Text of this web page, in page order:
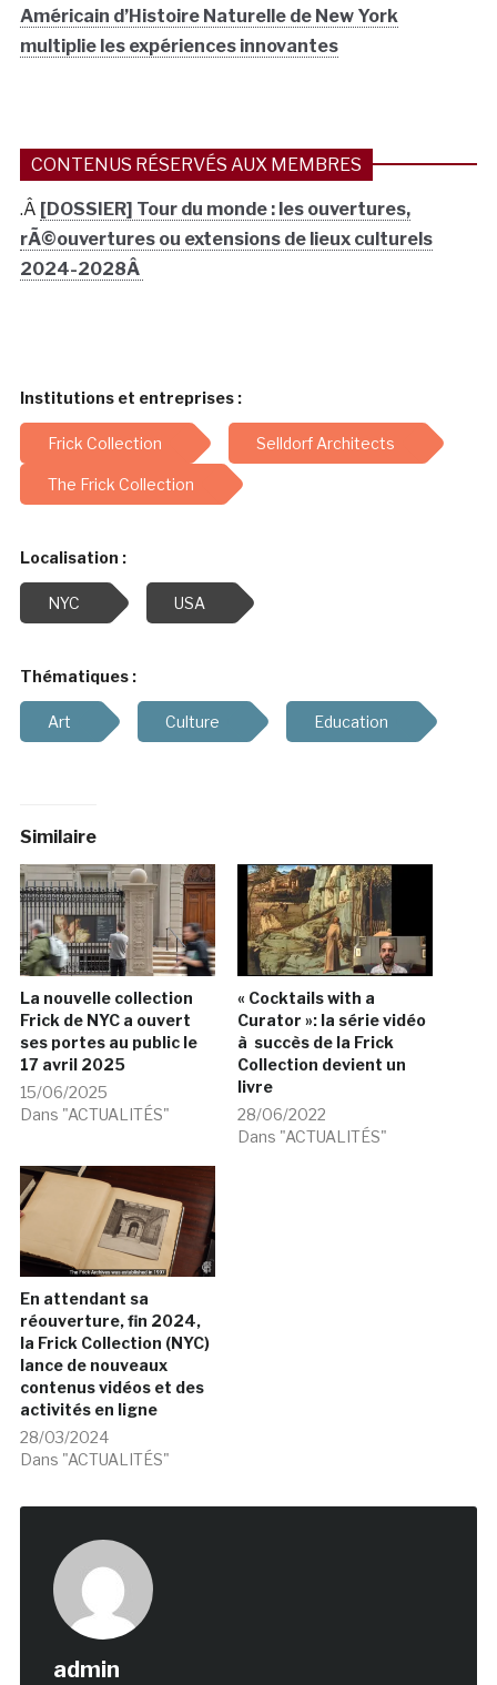
Américain d’Histoire Naturelle de New York
multiplie les expériences innovantes
CONTENUS RÉSERVÉS AUX MEMBRES
.Â [DOSSIER] Tour du monde : les ouvertures,
rÃ©ouvertures ou extensions de lieux culturels
2024-2028Â
Institutions et entreprises :
Frick Collection Selldorf Architects
The Frick Collection
Localisation :
NYC USA
Thématiques :
Art Culture Education
Similaire
La nouvelle collection
Frick de NYC a ouvert
ses portes au public le
17 avril 2025
15/06/2025
Dans "ACTUALITÉS"
« Cocktails with a
Curator »: la série vidéo
à succès de la Frick
Collection devient un
livre
28/06/2022
Dans "ACTUALITÉS"
En attendant sa
réouverture, fin 2024,
la Frick Collection (NYC)
lance de nouveaux
contenus vidéos et des
activités en ligne
28/03/2024
Dans "ACTUALITÉS"
admin